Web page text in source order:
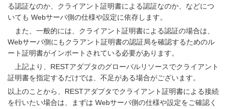
る認証なのか、クライアント証明書による認証なのか、などにつ
いても Webサーバ側の仕様や設定に依存します。
また、一般的には、クライアント証明書による認証の場合は、
Webサーバ側にもクラアント証明書の認証局を確認するためのル
ート証明書がインポートされている必要があります。
上記より、RESTアダプタのグローバルリソースでクライアント
証明書を指定するだけでは、不足がある場合がございます。
以上のことから、RESTアダプタでクライアント証明書による接続
を行いたい場合は、まずは Webサーバ側の仕様や設定をご確認く